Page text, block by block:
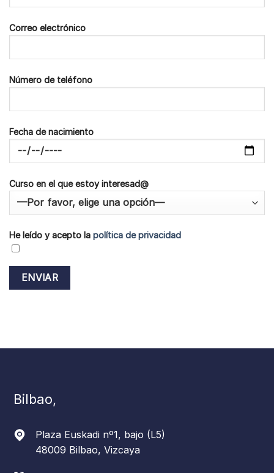
Correo electrónico
Número de teléfono
Fecha de nacimiento
Curso en el que estoy interesad@
He leído y acepto la política de privacidad
Bilbao,
Plaza Euskadi nº1, bajo (L5)
48009 Bilbao, Vizcaya